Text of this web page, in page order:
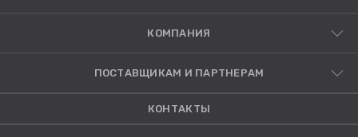
КОМПАНИЯ
ПОСТАВЩИКАМ И ПАРТНЕРАМ
КОНТАКТЫ